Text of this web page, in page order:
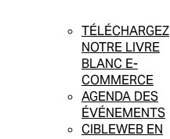
TÉLÉCHARGEZ
NOTRE LIVRE
BLANC E-
COMMERCE
AGENDA DES
ÉVÉNEMENTS
CIBLEWEB EN